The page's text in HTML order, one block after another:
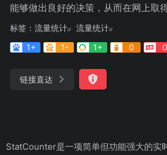
能够做出良好的决策，从而在网上取
标签： 流量统计
流量统计
1+
1- 1+ 0 0
链接直达
StatCounter是一项简单但功能强大的实